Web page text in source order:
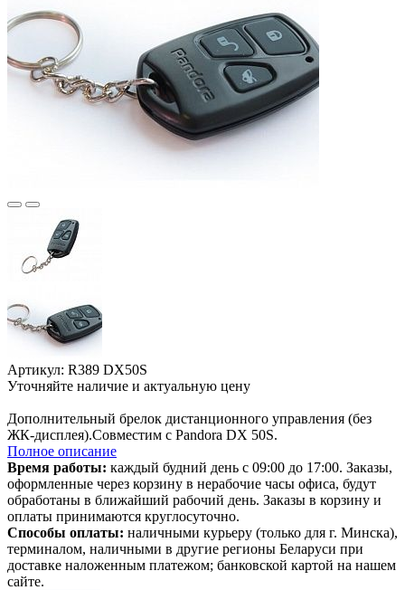
Артикул: R389 DX50S
Уточняйте наличие и актуальную цену
Дополнительный брелок дистанционного управления (без
ЖК-дисплея).Совместим с Pandora DX 50S.
Полное описание
Время работы: каждый будний день с 09:00 до 17:00. Заказы,
оформленные через корзину в нерабочие часы офиса, будут
обработаны в ближайший рабочий день. Заказы в корзину и
оплаты принимаются круглосуточно.
Способы оплаты: наличными курьеру (только для г. Минска),
терминалом, наличными в другие регионы Беларуси при
доставке наложенным платежом; банковской картой на нашем
сайте.